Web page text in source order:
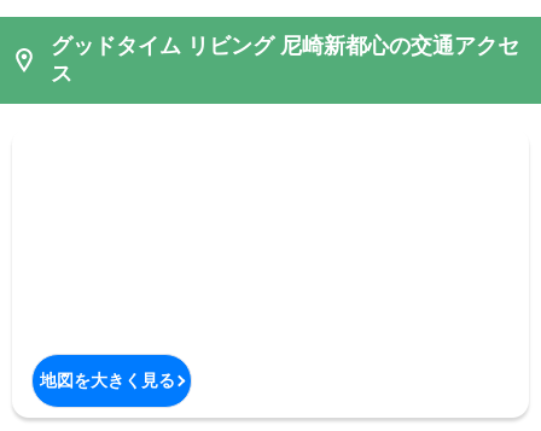
グッドタイム リビング 尼崎新都心の交通アクセ
ス
地図を大きく見る